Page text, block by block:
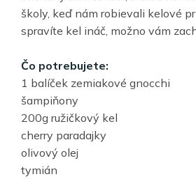
školy, keď nám robievali kelové
spravíte kel ináč, možno vám
Čo potrebujete:
1 balíček zemiakové gnocchi
šampiňony
200g ružičkový kel
cherry paradajky
olivový olej
tymián